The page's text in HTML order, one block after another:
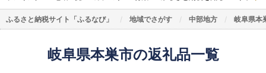
ふるさと納税サイト「ふるなび」 地域でさがす 中部地方 岐阜県本
岐阜県本巣市の返礼品一覧